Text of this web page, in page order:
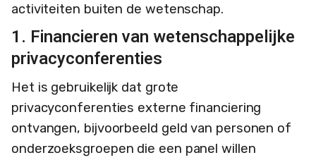
activiteiten buiten de wetenschap.
1. Financieren van wetenschappelijke
privacyconferenties
Het is gebruikelijk dat grote
privacyconferenties externe financiering
ontvangen, bijvoorbeeld geld van personen of
onderzoeksgroepen die een panel willen